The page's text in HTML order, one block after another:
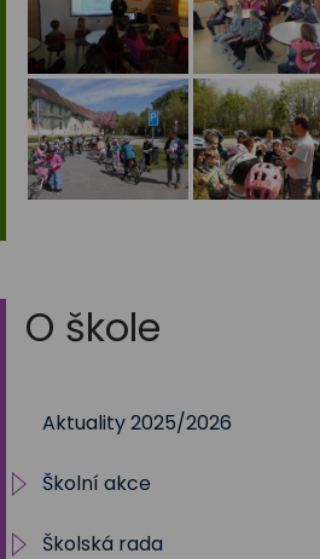
O škole
Aktuality 2025/2026
Školní akce
2025/2026
Školská rada